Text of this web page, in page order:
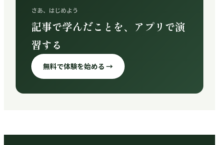
さあ、はじめよう
記事で学んだことを、アプリで演
習する
無料で体験を始める →